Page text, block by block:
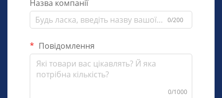
Назва компанії
0/200
Повідомлення
0/1000